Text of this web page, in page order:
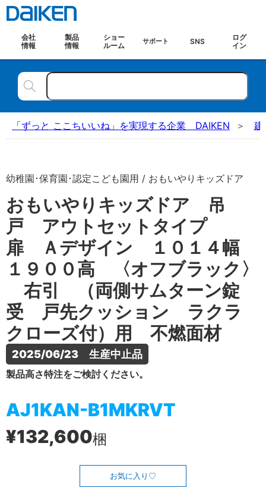
会社
情報
製品
情報
ショー
ルーム
サポート SNS
ログ
イン
「ずっと ここちいいね」を実現する企業 DAIKEN 建
幼稚園･保育園･認定こども園用 / おもいやりキッズドア
おもいやりキッズドア 吊
戸 アウトセットタイプ
扉 Ａデザイン １０１４幅
１９００高 〈オフブラック〉
右引 （両側サムターン錠
受 戸先クッション ラクラ
クローズ付）用 不燃面材
2025/06/23　生産中止品
製品高さ特注をご検討ください。
AJ1KAN-B1MKRVT
¥132,600梱
お気に入り